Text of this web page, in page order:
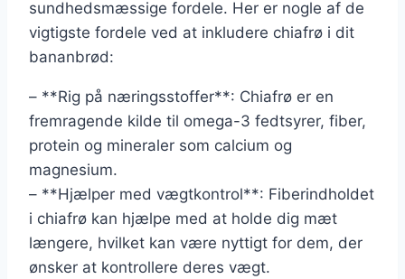
sundhedsmæssige fordele. Her er nogle af de
vigtigste fordele ved at inkludere chiafrø i dit
bananbrød:
– **Rig på næringsstoffer**: Chiafrø er en
fremragende kilde til omega-3 fedtsyrer, fiber,
protein og mineraler som calcium og
magnesium.
– **Hjælper med vægtkontrol**: Fiberindholdet
i chiafrø kan hjælpe med at holde dig mæt
længere, hvilket kan være nyttigt for dem, der
ønsker at kontrollere deres vægt.